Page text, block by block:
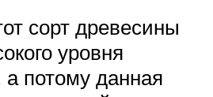
сорт древесины
уровня
а потому данная